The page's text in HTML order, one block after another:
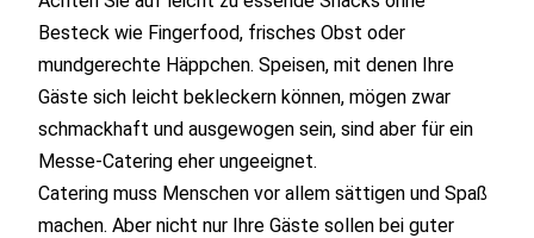
Besteck wie Fingerfood, frisches Obst oder
mundgerechte Häppchen. Speisen, mit denen Ihre
Gäste sich leicht bekleckern können, mögen zwar
schmackhaft und ausgewogen sein, sind aber für ein
Messe-Catering eher ungeeignet.
Catering muss Menschen vor allem sättigen und Spaß
machen. Aber nicht nur Ihre Gäste sollen bei guter